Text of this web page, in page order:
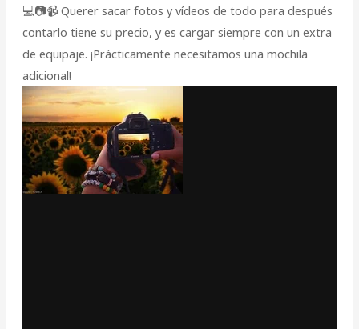
💻📷📹 Querer sacar fotos y vídeos de todo para después
contarlo tiene su precio, y es cargar siempre con un extra
de equipaje. ¡Prácticamente necesitamos una mochila
adicional!